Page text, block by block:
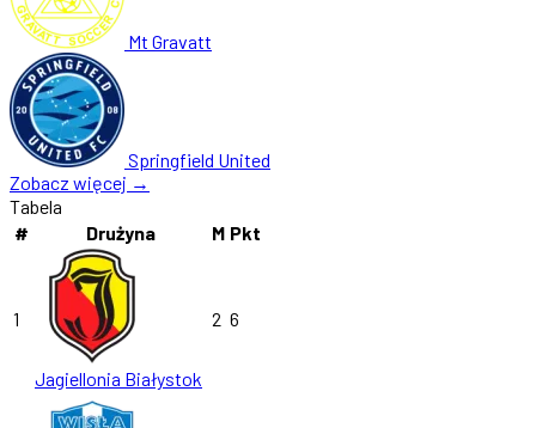
Mt Gravatt
Springfield United
Zobacz więcej →
Tabela
#
Drużyna M Pkt
1
Jagiellonia Białystok
2 6